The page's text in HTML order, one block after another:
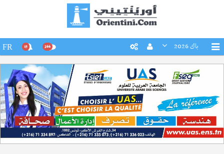
باك 2026 266
15
FR